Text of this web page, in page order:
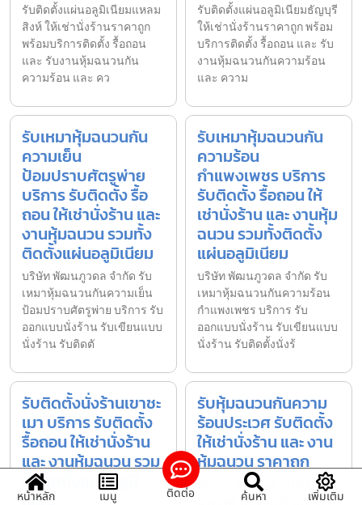
รับติดตั้งแผ่นอลูมิเนียมแหลม
สิงห์ ให้เช่านั่งร้านราคาถูก
พร้อมบริการติดตั้ง รื้อถอน
และ รับงานหุ้มฉนวนกัน
ความร้อน และ คว
รับติดตั้งแผ่นอลูมิเนียมธัญบุรี
ให้เช่านั่งร้านราคาถูก พร้อม
บริการติดตั้ง รื้อถอน และ รับ
งานหุ้มฉนวนกันความร้อน
และ ความ
รับเหมาหุ้มฉนวนกัน
ความเย็น
ป้อมปราบศัตรูพ่าย
บริการ รับติดตั้ง รื้อ
ถอน ให้เช่านั่งร้าน และ
งานหุ้มฉนวน รวมทั้ง
ติดตั้งแผ่นอลูมิเนียม
บริษัท พัฒนภูวดล จำกัด รับ
เหมาหุ้มฉนวนกันความเย็น
ป้อมปราบศัตรูพ่าย บริการ รับ
ออกแบบนั่งร้าน รับเขียนแบบ
นั่งร้าน รับติดตั
รับเหมาหุ้มฉนวนกัน
ความร้อน
กำแพงเพชร บริการ
รับติดตั้ง รื้อถอน ให้
เช่านั่งร้าน และ งานหุ้ม
ฉนวน รวมทั้งติดตั้ง
แผ่นอลูมิเนียม
บริษัท พัฒนภูวดล จำกัด รับ
เหมาหุ้มฉนวนกันความร้อน
กำแพงเพชร บริการ รับ
ออกแบบนั่งร้าน รับเขียนแบบ
นั่งร้าน รับติดตั้งนั่งร้
รับติดตั้งนั่งร้านเขาชะ
เมา บริการ รับติดตั้ง
รื้อถอน ให้เช่านั่งร้าน
และ งานหุ้มฉนวน รวม
ทั้งติดตั้งแผ่นอลูมิ
เนียม
รับหุ้มฉนวนกันความ
ร้อนประเวศ รับติดตั้ง
ให้เช่านั่งร้าน และ งาน
หุ้มฉนวน ราคาถูก
รับหุ้มฉนวนกันความร้อน
ประเวศ ให้เช่านั่งร้านราคา
หน้าหลัก เมนู ติดต่อ ค้นหา เพิ่มเติม